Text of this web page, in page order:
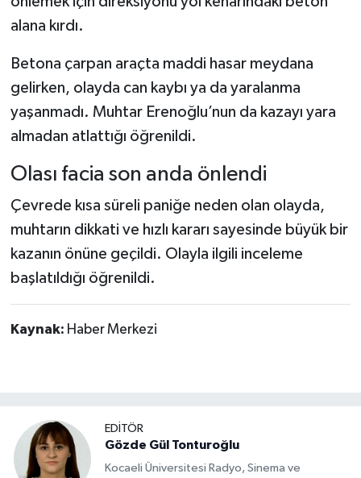
alana kırdı.
Betona çarpan araçta maddi hasar meydana
gelirken, olayda can kaybı ya da yaralanma
yaşanmadı. Muhtar Erenoğlu’nun da kazayı yara
almadan atlattığı öğrenildi.
Olası facia son anda önlendi
Çevrede kısa süreli paniğe neden olan olayda,
muhtarın dikkati ve hızlı kararı sayesinde büyük bir
kazanın önüne geçildi. Olayla ilgili inceleme
başlatıldığı öğrenildi.
Kaynak: Haber Merkezi
EDİTÖR
Gözde Gül Tonturoğlu
Kocaeli Üniversitesi Radyo, Sinema ve
Teknoloji Haberleri
Dünya Haberleri
Yerel Haberler
Haber Arşivi